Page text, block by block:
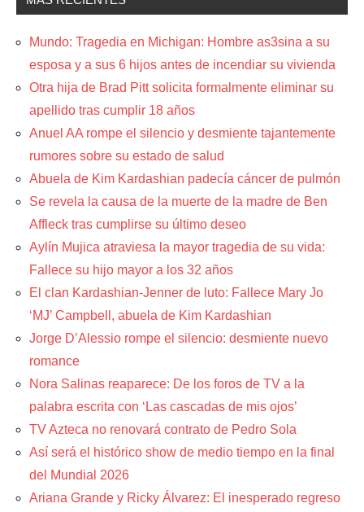
Mundo: Tragedia en Michigan: Hombre as3sina a su
esposa y a sus 6 hijos antes de incendiar su vivienda
Otra hija de Brad Pitt solicita formalmente eliminar su
apellido tras cumplir 18 años
Anuel AA rompe el silencio y desmiente tajantemente
rumores sobre su estado de salud
Abuela de Kim Kardashian padecía cáncer de pulmón
Se revela la causa de la muerte de la madre de Ben
Affleck tras cumplirse su último deseo
Aylín Mujica atraviesa la mayor tragedia de su vida:
Fallece su hijo mayor a los 32 años
El clan Kardashian-Jenner de luto: Fallece Mary Jo
‘MJ’ Campbell, abuela de Kim Kardashian
Jorge D’Alessio rompe el silencio: desmiente nuevo
romance
Nora Salinas reaparece: De los foros de TV a la
palabra escrita con ‘Las cascadas de mis ojos’
TV Azteca no renovará contrato de Pedro Sola
Así será el histórico show de medio tiempo en la final
del Mundial 2026
Ariana Grande y Ricky Álvarez: El inesperado regreso